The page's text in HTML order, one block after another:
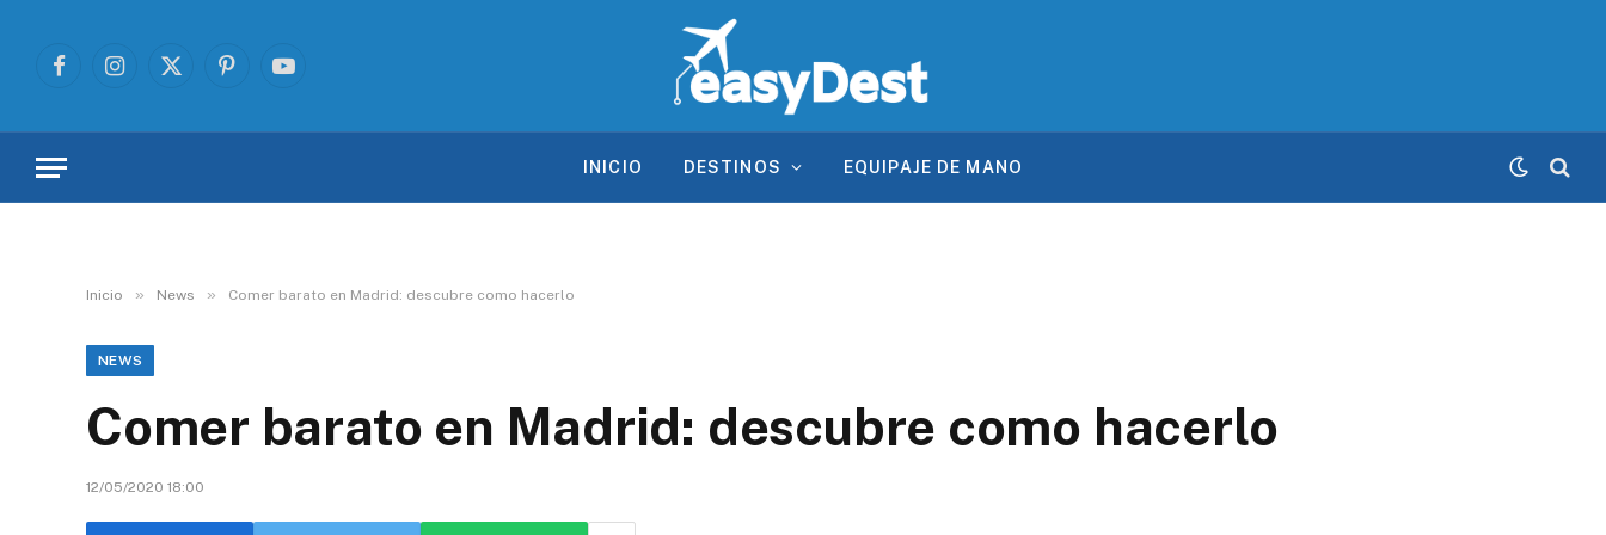
FacebookInstagram
X
PinterestYouTube
INICIO DESTINOS EQUIPAJE DE MANO
Inicio » News » Comer barato en Madrid: descubre como hacerlo
NEWS
Comer barato en Madrid: descubre como hacerlo
12/05/2020 18:00